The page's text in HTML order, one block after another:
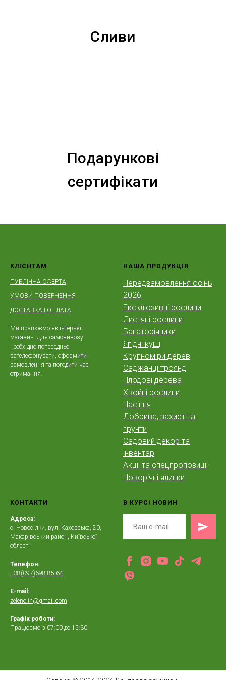
Сливи
Подарункові
сертифікати
КЛІЄНТАМ
ПУБЛІЧНА ОФЕРТА
УМОВИ ПОВЕРНЕННЯ
ДОСТАВКА І ОПЛАТА
Ми працюємо як інтернет-
магазин. Для самовивозу
необхідно попередньо
зателефонувати, оформити
замовлення та погодити час
отримання.
НАША ПРОДУКЦІЯ
Передзамовлення осінь
2026
Ексклюзивні рослини
Листяні рослини
Багаторічники
Ягідні кущі
Крупноміри дерев
Саджанці троянд
Плодові дерева
Хвойні рослини
Насіння
Добрива, захист та
ґрунти
Садовий декор та
інвентар
Акції та спецпропозиції
Новорічні ялинки
КОНТАКТИ
Адреса:
с. Новосілки, вул. Каховська, 20,
Макарівський район, Київської
області
Телефон:
+38(097)698-85-64
E-mail:
zeleno.in@gmail.com
Графік роботи:
Працюємо з 07:00 до 15:30
В КУРСІ НОВИН